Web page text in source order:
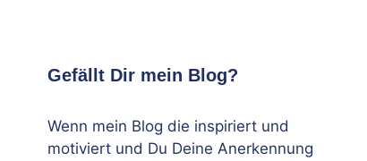
Gefällt Dir mein Blog?
Wenn mein Blog die inspiriert und
motiviert und Du Deine Anerkennung